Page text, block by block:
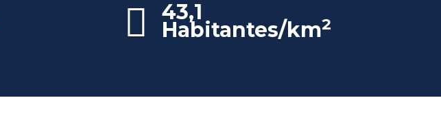
43,1
Habitantes/km2